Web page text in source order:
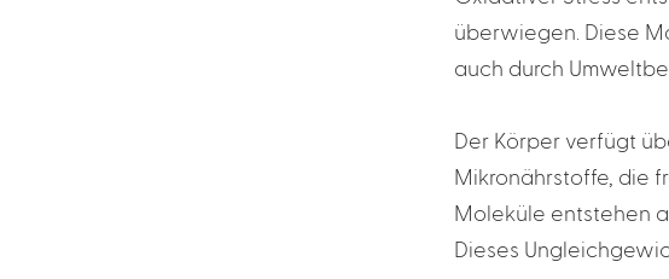
überwiegen. Diese
auch durch
Der Körper verfügt
Mikronährstoffe, die
Moleküle entstehen
Dieses